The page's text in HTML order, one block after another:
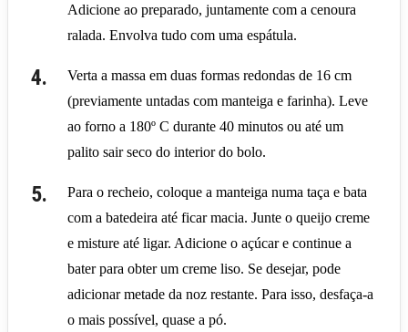
Adicione ao preparado, juntamente com a cenoura
ralada. Envolva tudo com uma espátula.
Verta a massa em duas formas redondas de 16 cm
(previamente untadas com manteiga e farinha). Leve
ao forno a 180º C durante 40 minutos ou até um
palito sair seco do interior do bolo.
Para o recheio, coloque a manteiga numa taça e bata
com a batedeira até ficar macia. Junte o queijo creme
e misture até ligar. Adicione o açúcar e continue a
bater para obter um creme liso. Se desejar, pode
adicionar metade da noz restante. Para isso, desfaça-a
o mais possível, quase a pó.